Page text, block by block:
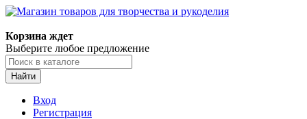
Корзина ждет
Выберите любое предложение
Найти
Вход
Регистрация